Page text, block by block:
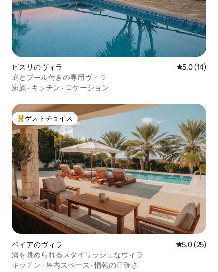
ピスリのヴィラ レビュー14
5.0 (14)
庭とプール付きの専用ヴィラ
家族 · キッチン · ロケーション
大好評のゲストチョイスです。
ゲストチョイス
ペイアのヴィラ レビュー25
5.0 (25)
海を眺められるスタイリッシュなヴィラ
キッチン · 屋内スペース ·情報の正確さ